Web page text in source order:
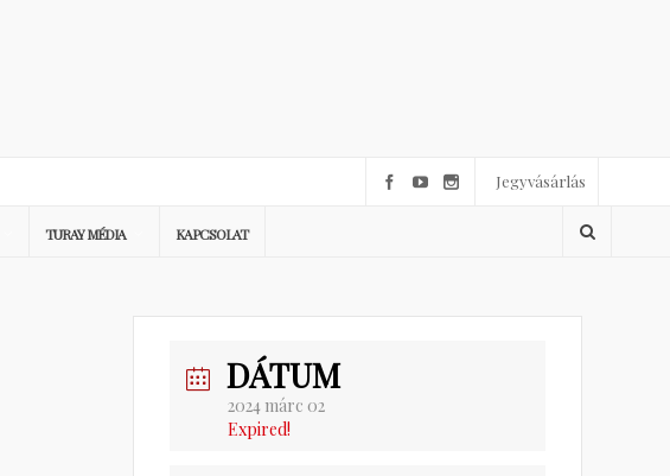
Jegyvásárlás
TURAY MÉDIA KAPCSOLAT
DÁTUM
2024 márc 02
Expired!